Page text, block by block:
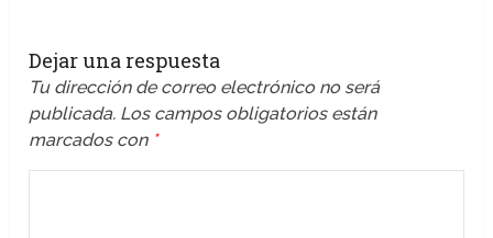
Dejar una respuesta
Tu dirección de correo electrónico no será
publicada. Los campos obligatorios están
marcados con *